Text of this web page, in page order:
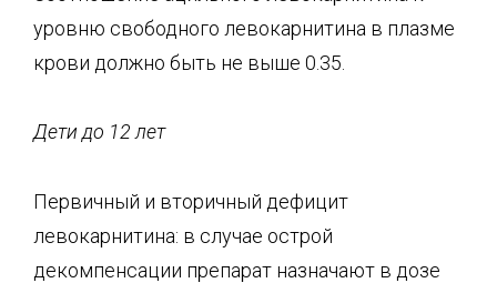
уровню свободного левокарнитина в плазме
крови должно быть не выше 0.35.
Дети до 12 лет
Первичный и вторичный дефицит
левокарнитина: в случае острой
декомпенсации препарат назначают в дозе